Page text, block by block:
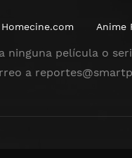
Homecine.com Anime
película o
a